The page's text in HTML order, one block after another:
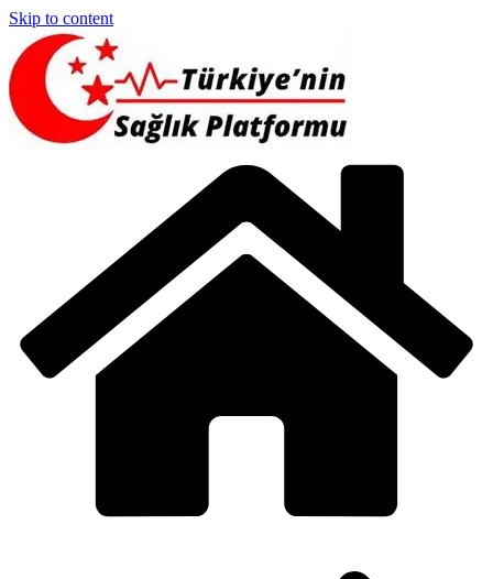
Skip to content